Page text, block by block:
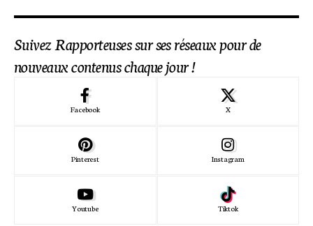
Suivez Rapporteuses sur ses réseaux pour de
nouveaux contenus chaque jour !
Facebook X
Pinterest Instagram
Youtube Tiktok